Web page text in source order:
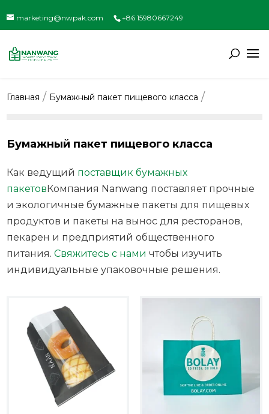
marketing@nwpak.com +86 15980667249
Главная Бумажный пакет пищевого класса
Бумажный пакет пищевого класса
Как ведущий поставщик бумажных
пакетовКомпания Nanwang поставляет прочные
и экологичные бумажные пакеты для пищевых
продуктов и пакеты на вынос для ресторанов,
пекарен и предприятий общественного
питания.Свяжитесь с нами чтобы изучить
индивидуальные упаковочные решения.